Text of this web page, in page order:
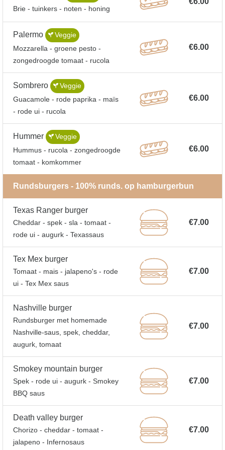
Brie - tuinkers - noten - honing
Palermo Veggie
Mozzarella - groene pesto -
zongedroogde tomaat - rucola
€6.00
Sombrero Veggie
Guacamole - rode paprika - maïs
- rode ui - rucola
€6.00
Hummer Veggie
Hummus - rucola - zongedroogde
tomaat - komkommer
€6.00
Rundsburgers - 100% runds. op hamburgerbun
Texas Ranger burger
Cheddar - spek - sla - tomaat -
rode ui - augurk - Texassaus
€7.00
Tex Mex burger
Tomaat - mais - jalapeno's - rode
ui - Tex Mex saus
€7.00
Nashville burger
Rundsburger met homemade
Nashville-saus, spek, cheddar,
augurk, tomaat
€7.00
Smokey mountain burger
Spek - rode ui - augurk - Smokey
BBQ saus
€7.00
Death valley burger
Chorizo - cheddar - tomaat -
jalapeno - Infernosaus
€7.00